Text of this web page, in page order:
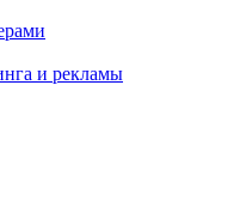
и рекламы